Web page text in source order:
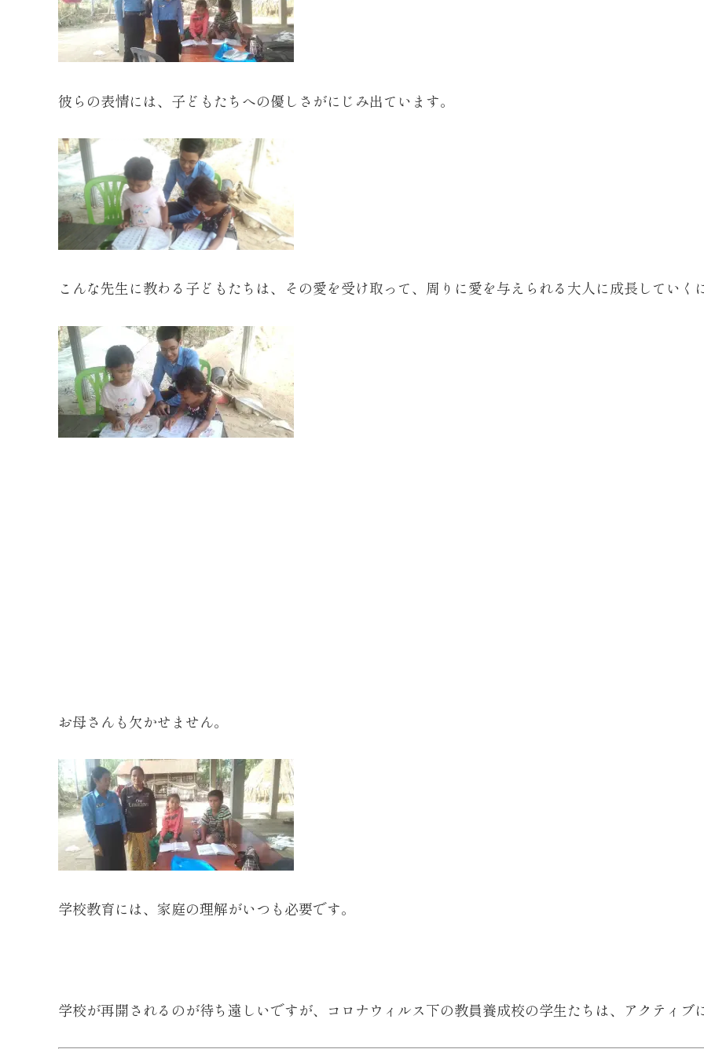
彼らの表情には、子どもたちへの優しさがにじみ出ています。
こんな先生に教わる子どもたちは、その愛を受け取って、周りに愛を与えられる大人に成長していく
お母さんも欠かせません。
学校教育には、家庭の理解がいつも必要です。
学校が再開されるのが待ち遠しいですが、コロナウィルス下の教員養成校の学生たちは、アクティブ